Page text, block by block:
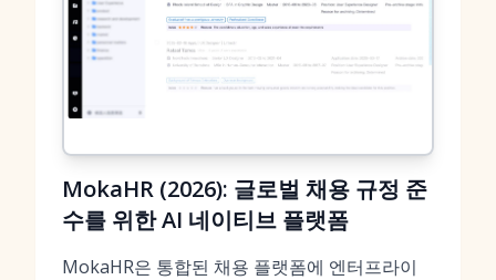
MokaHR (2026): 글로벌 채용 규정 준
수를 위한 AI 네이티브 플랫폼
MokaHR은 통합된 채용 플랫폼에 엔터프라이